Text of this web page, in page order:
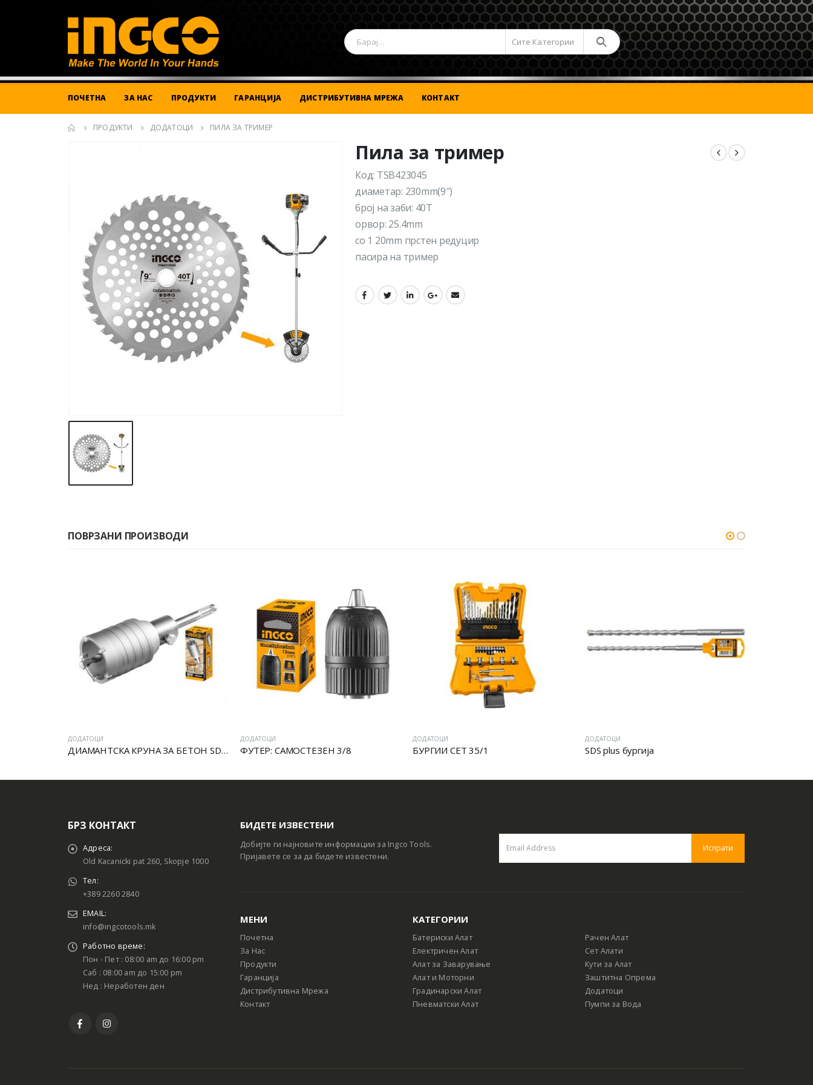
Сите Категории
ПОЧЕТНА ЗА НАС ПРОДУКТИ ГАРАНЦИЈА ДИСТРИБУТИВНА МРЕЖА КОНТАКТ
ПРОДУКТИ ДОДАТОЦИ ПИЛА ЗА ТРИМЕР
Пила за тример
Код: TSB423045
диаметар: 230mm(9″)
број на заби: 40T
орвор: 25.4mm
со 1 20mm прстен редуцир
пасира на тример
ПОВРЗАНИ ПРОИЗВОДИ
ДОДАТОЦИ
ДИАМАНТСКА КРУНА ЗА БЕТОН SDS PLUS
ДОДАТОЦИ
ФУТЕР: САМОСТЕЗЕН 3/8
ДОДАТОЦИ
БУРГИИ СЕТ 35/1
ДОДАТОЦИ
SDS plus бургија
БРЗ КОНТАКТ
Адреса:
Old Kacanicki pat 260, Skopje 1000
Тел:
+389 2260 2840
EMAIL:
info@ingcotools.mk
Работно време:
Пон - Пет : 08:00 am до 16:00 pm
Саб : 08:00 am до 15:00 pm
Нед : Неработен ден
БИДЕТЕ ИЗВЕСТЕНИ
Добијте ги најновите информации за Ingco Tools.
Пријавете се за да бидете известени.
МЕНИ
Почетна
За Нас
Продукти
Гаранција
Дистрибутивна Мрежа
Контакт
КАТЕГОРИИ
Батериски Алат
Електричен Алат
Алат за Заварување
Алат и Моторни
Градинарски Алат
Пневматски Алат
Рачен Алат
Сет Алати
Кути за Алат
Заштитна Опрема
Додатоци
Пумпи за Вода